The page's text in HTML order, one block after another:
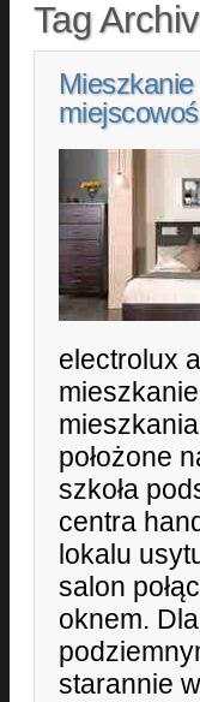
Tag
electrolux
położone
szkoła
centra
lokalu
salon
oknem.
starannie